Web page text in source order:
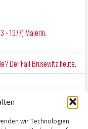
wir Technologien
- 1977) Malerin.
Der Fall Brüsewitz heute.
WAR ES FRIEDRICH